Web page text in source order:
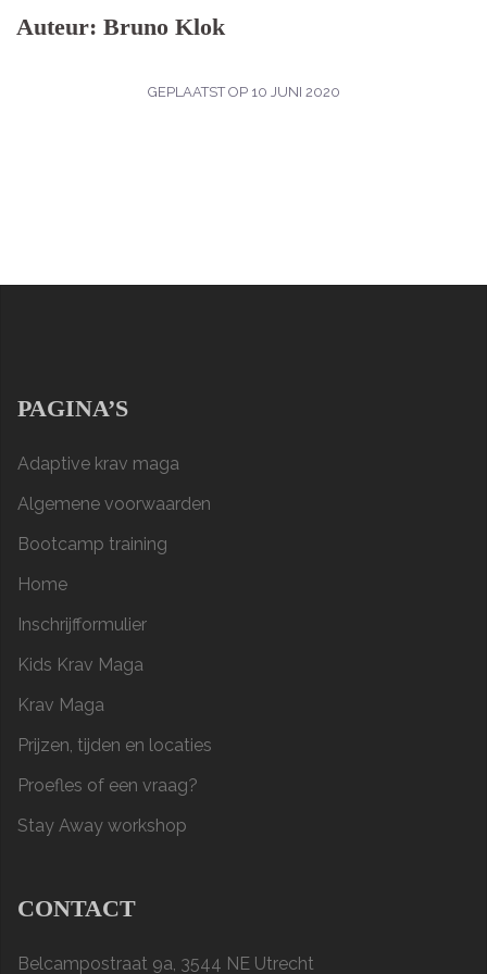
Auteur: Bruno Klok
GEPLAATST OP 10 JUNI 2020
PAGINA’S
Adaptive krav maga
Algemene voorwaarden
Bootcamp training
Home
Inschrijfformulier
Kids Krav Maga
Krav Maga
Prijzen, tijden en locaties
Proefles of een vraag?
Stay Away workshop
CONTACT
Belcampostraat 9a, 3544 NE Utrecht